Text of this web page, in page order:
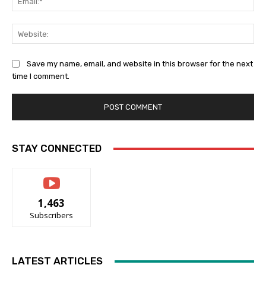
Save my name, email, and website in this browser for the next
time I comment.
STAY CONNECTED
1,463
Subscribers
LATEST ARTICLES